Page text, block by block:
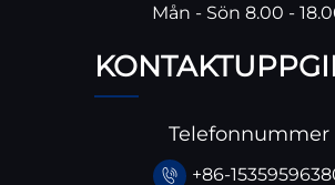
Mån - Sön 8.00 -
Telefonnummer
+86-